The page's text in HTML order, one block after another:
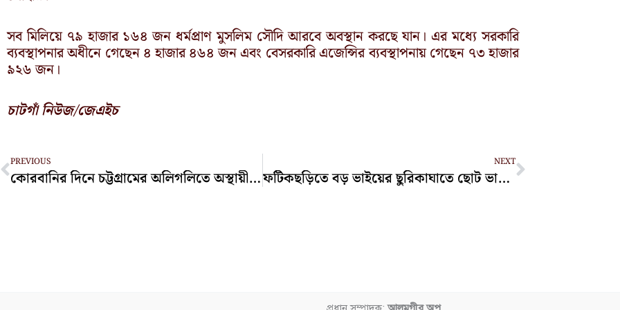
সব মিলিয়ে ৭৯ হাজার ১৬৪ জন ধর্মপ্রাণ মুসলিম সৌদি আরবে অবস্থান করছে যান। এর মধ্যে সরকারি
ব্যবস্থাপনার অধীনে গেছেন ৪ হাজার ৪৬৪ জন এবং বেসরকারি এজেন্সির ব্যবস্থাপনায় গেছেন ৭৩ হাজার
৯২৬ জন।
চাটগাঁ নিউজ/জেএইচ
Prev
PREVIOUS
কোরবানির দিনে চট্টগ্রামের অলিগলিতে অস্থায়ী মাংসের বাজার
NEXT
ফটিকছড়িতে বড় ভাইয়ের ছুরিকাঘাতে ছোট ভাই নিহত
Next